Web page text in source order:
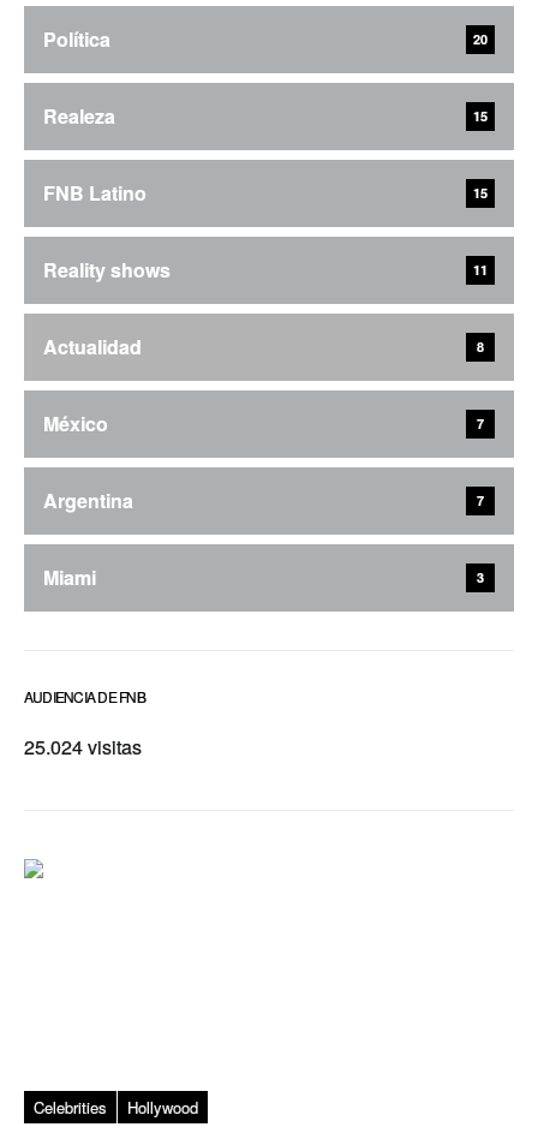
Política 20
Realeza 15
FNB Latino 15
Reality shows 11
Actualidad 8
México 7
Argentina 7
Miami 3
AUDIENCIA DE FNB
25.024 visitas
Celebrities Hollywood